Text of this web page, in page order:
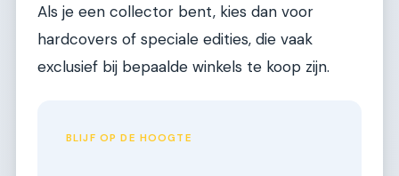
Als je een collector bent, kies dan voor
hardcovers of speciale edities, die vaak
exclusief bij bepaalde winkels te koop zijn.
BLIJF OP DE HOOGTE